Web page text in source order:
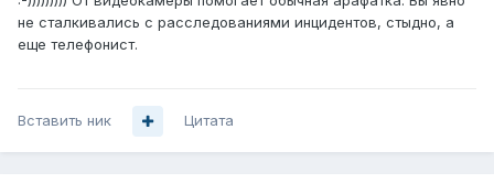
не сталкивались с расследованиями инцидентов, стыдно, а
еще телефонист.
Вставить ник Цитата